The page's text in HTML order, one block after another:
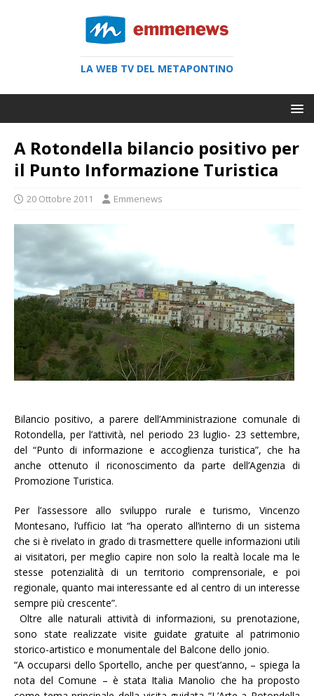
LA WEB TV DEL METAPONTINO
A Rotondella bilancio positivo per
il Punto Informazione Turistica
20 Ottobre 2011 Emmenews
Bilancio positivo, a parere dell’Amministrazione comunale di
Rotondella, per l’attività, nel periodo 23 luglio- 23 settembre,
del “Punto di informazione e accoglienza turistica”, che ha
anche ottenuto il riconoscimento da parte dell’Agenzia di
Promozione Turistica.
Per l’assessore allo sviluppo rurale e turismo, Vincenzo
Montesano, l’ufficio Iat “ha operato all’interno di un sistema
che si è rivelato in grado di trasmettere quelle informazioni utili
ai visitatori, per meglio capire non solo la realtà locale ma le
stesse potenzialità di un territorio comprensoriale, e poi
regionale, quanto mai interessante ed al centro di un interesse
sempre più crescente”.
Oltre alle naturali attività di informazioni, su prenotazione,
sono state realizzate visite guidate gratuite al patrimonio
storico-artistico e monumentale del Balcone dello jonio.
“A occuparsi dello Sportello, anche per quest’anno, – spiega la
nota del Comune – è stata Italia Manolio che ha proposto